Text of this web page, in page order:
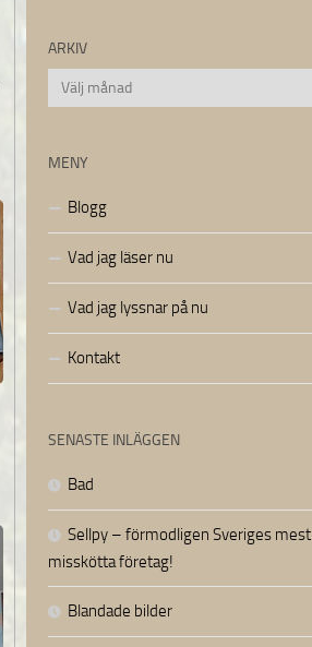
ARKIV
Arkiv
MENY
Blogg
Vad jag läser nu
Vad jag lyssnar på nu
Kontakt
SENASTE INLÄGGEN
Bad
Sellpy – förmodligen Sveriges mest
misskötta företag!
Blandade bilder